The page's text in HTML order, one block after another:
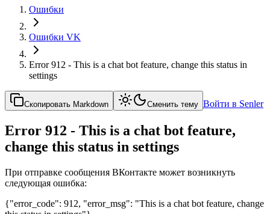
Ошибки
Ошибки VK
Error 912 - This is a chat bot feature, change this status in
settings
Скопировать Markdown Сменить тему Войти в Senler
Error 912 - This is a chat bot feature,
change this status in settings
При отправке сообщения ВКонтакте может возникнуть
следующая ошибка:
{"error_code": 912, "error_msg": "This is a chat bot feature, change